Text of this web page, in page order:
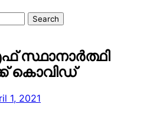
സ്ഥാനാർത്ഥി
കൊവിഡ്
1, 2021